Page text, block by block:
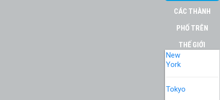
CÁC THÀNH
PHỐ TRÊN
THẾ GIỚI
New
York
Tokyo